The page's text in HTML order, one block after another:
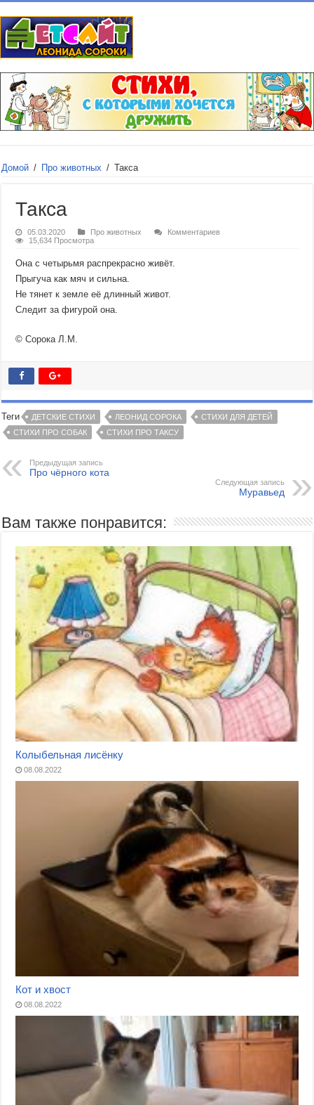
Домой / Про животных / Такса
Такса
05.03.2020 Про животных
Комментариев
15,634 Просмотра
Она с четырьмя распрекрасно живёт.
Прыгуча как мяч и сильна.
Не тянет к земле её длинный живот.
Следит за фигурой она.
© Сорока Л.М.
Теги ДЕТСКИЕ СТИХИ ЛЕОНИД СОРОКА
СТИХИ ДЛЯ ДЕТЕЙ
СТИХИ ПРО СОБАК
СТИХИ ПРО ТАКСУ
Предыдущая запись
Про чёрного кота
Следующая запись
Муравьед
Вам также понравится:
Колыбельная лисёнку
08.08.2022
Кот и хвост
08.08.2022